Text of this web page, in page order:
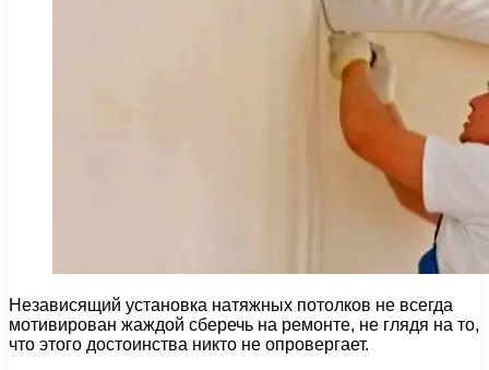
Независящий установка натяжных потолков не всегда
мотивирован жаждой сберечь на ремонте, не глядя на то,
что этого достоинства никто не опровергает.